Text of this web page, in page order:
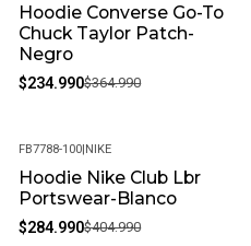
-36%
Hoodie Converse Go-To
Chuck Taylor Patch-
Negro
$234.990$364.990
-30%
FB7788-100 NIKE
Hoodie Nike Club Lbr
Portswear-Blanco
$284.990$404.990